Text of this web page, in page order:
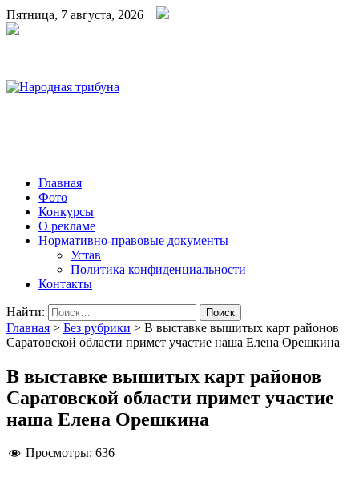
Пятница, 7 августа, 2026
Главная
Фото
Конкурсы
О рекламе
Нормативно-правовые документы
Устав
Политика конфиденциальности
Контакты
Найти:
Главная > Без рубрики > В выставке вышитых карт районов
Саратовской области примет участие наша Елена Орешкина
В выставке вышитых карт районов
Саратовской области примет участие
наша Елена Орешкина
Просмотры: 636